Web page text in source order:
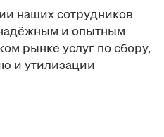
наших сотрудников
и опытным
рынке услуг по сбору,
и утилизации